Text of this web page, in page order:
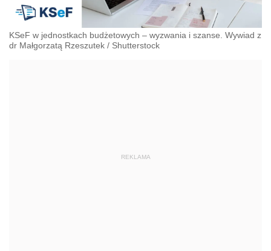
KSeF w jednostkach budżetowych – wyzwania i szanse. Wywiad z
dr Małgorzatą Rzeszutek / Shutterstock